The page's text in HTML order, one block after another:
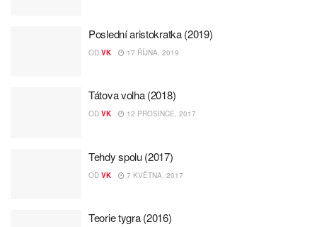
Poslední aristokratka (2019)
OD VK 17 ŘÍJNA, 2019
Tátova volha (2018)
OD VK 12 PROSINCE, 2017
Tehdy spolu (2017)
OD VK 7 KVĚTNA, 2017
Teorie tygra (2016)